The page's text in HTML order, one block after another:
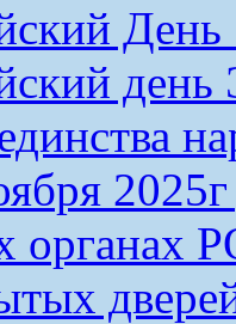
День
день
органах